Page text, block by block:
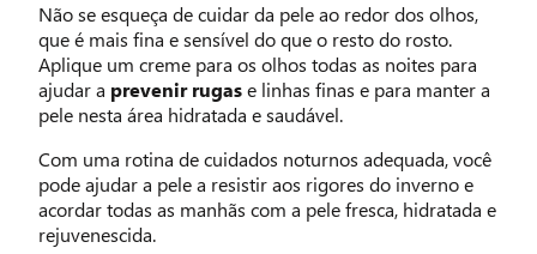
Não se esqueça de cuidar da pele ao redor dos olhos,
que é mais fina e sensível do que o resto do rosto.
Aplique um creme para os olhos todas as noites para
ajudar a prevenir rugase linhas finas e para manter a
pele nesta área hidratada e saudável.
Com uma rotina de cuidados noturnos adequada, você
pode ajudar a pele a resistir aos rigores do inverno e
acordar todas as manhãs com a pele fresca, hidratada e
rejuvenescida.